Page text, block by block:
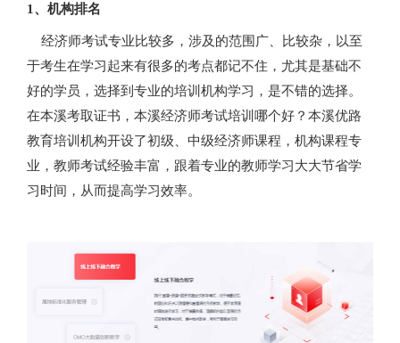
1、机构排名
经济师考试专业比较多，涉及的范围广、比较杂，以至
于考生在学习起来有很多的考点都记不住，尤其是基础不
好的学员，选择到专业的培训机构学习，是不错的选择。
在本溪考取证书，本溪经济师考试培训哪个好？本溪优路
教育培训机构开设了初级、中级经济师课程，机构课程专
业，教师考试经验丰富，跟着专业的教师学习大大节省学
习时间，从而提高学习效率。